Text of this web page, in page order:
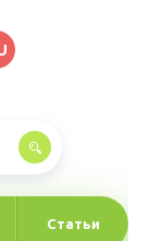
Статьи